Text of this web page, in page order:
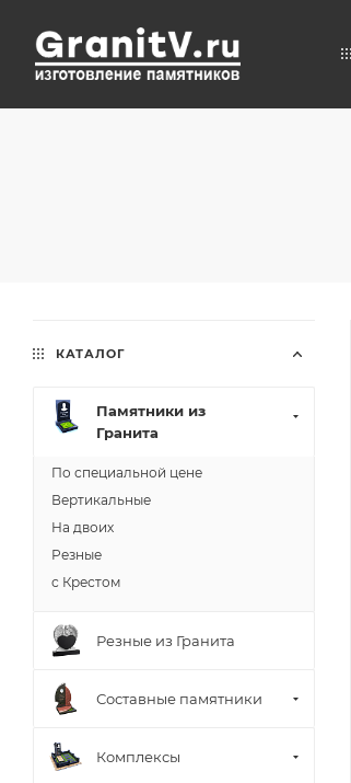
КАТАЛОГ
Памятники из
Гранита
По специальной цене
Вертикальные
На двоих
Резные
с Крестом
Резные из Гранита
Составные памятники
Комплексы